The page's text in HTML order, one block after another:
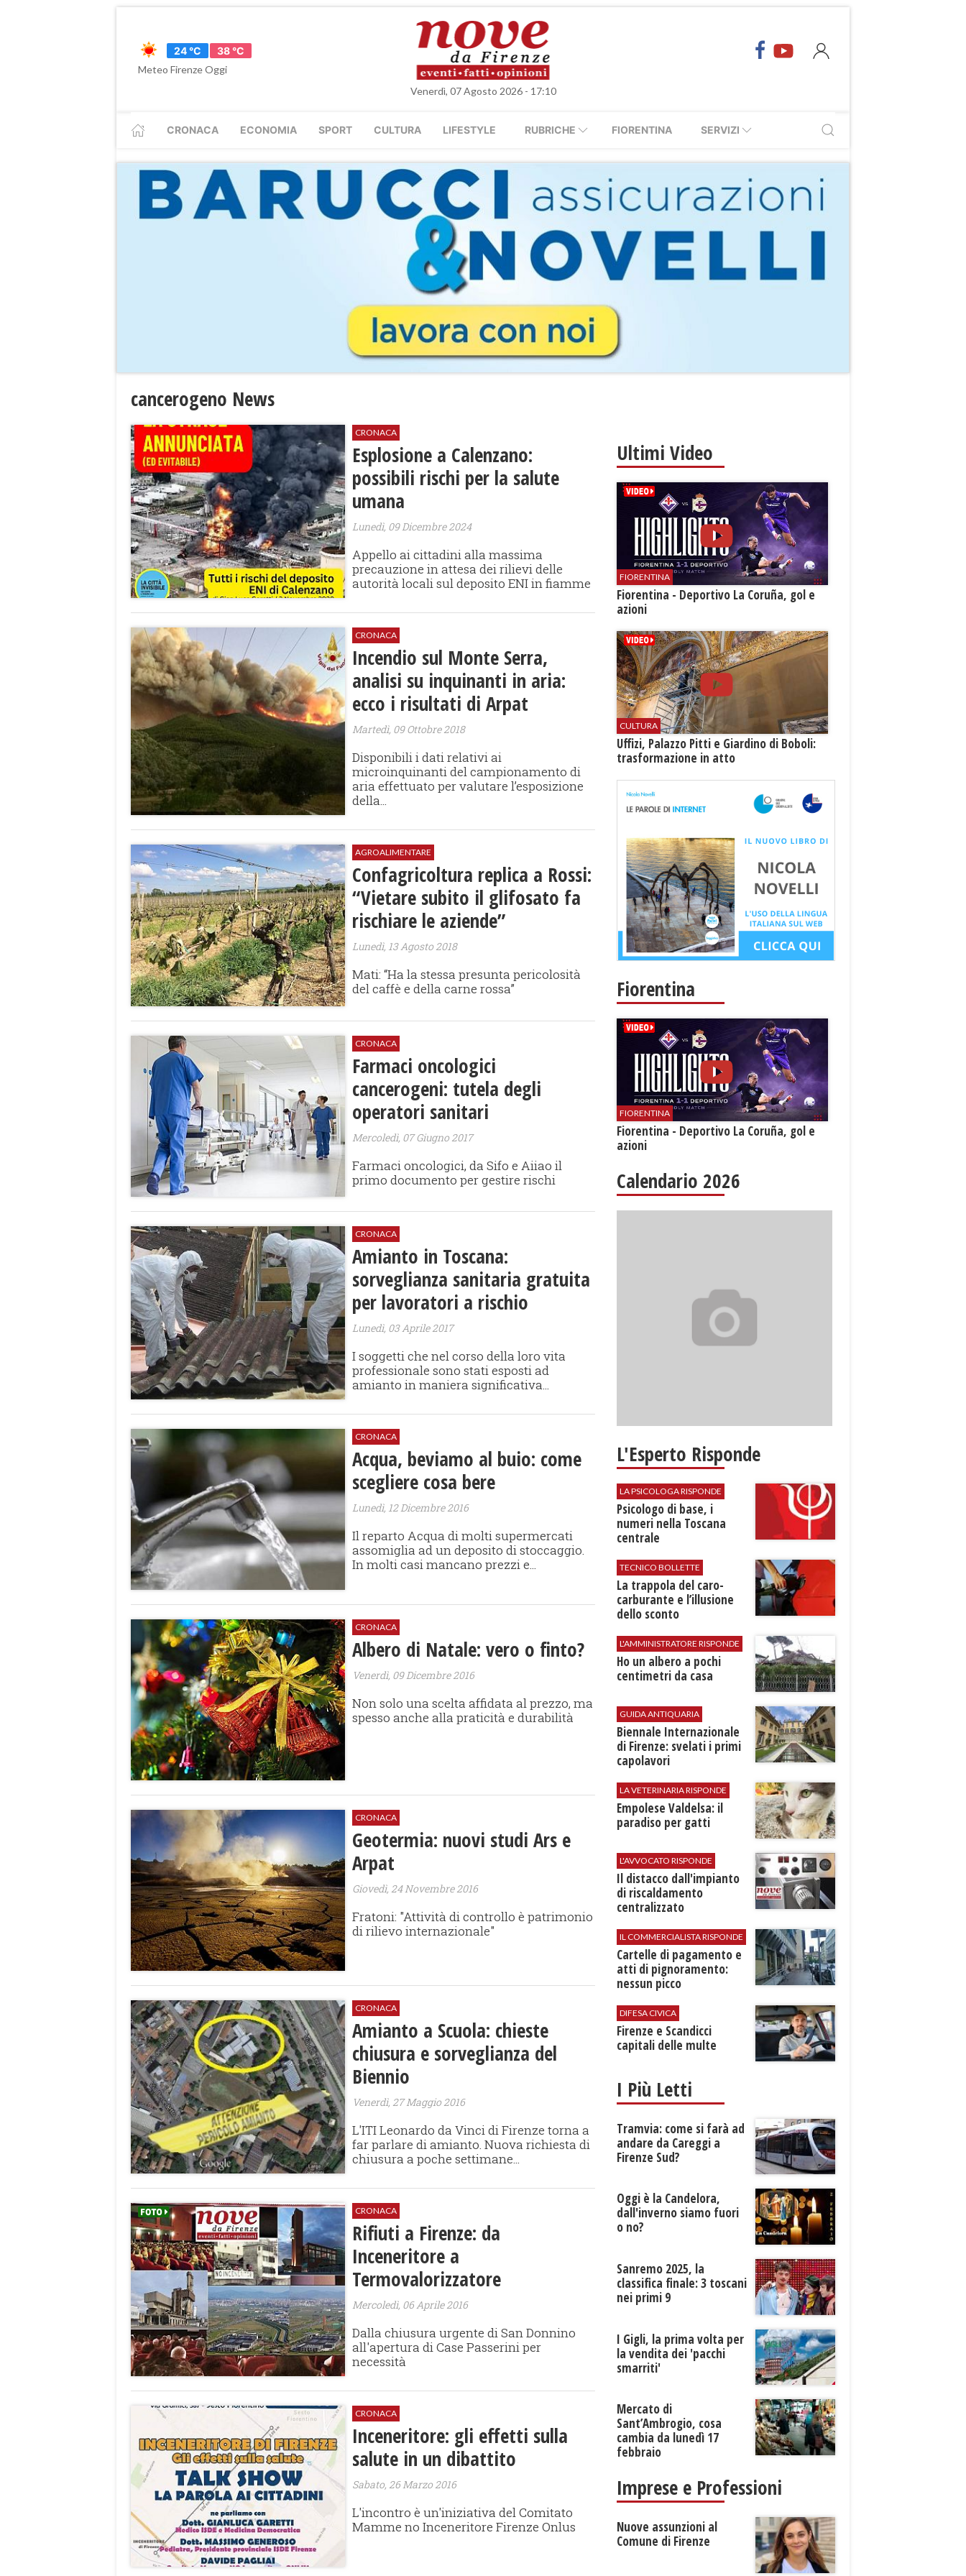
24 °C
38 °C
Meteo Firenze Oggi
Venerdì, 07 Agosto 2026 - 17:10
CRONACA ECONOMIA SPORT CULTURA LIFESTYLE RUBRICHE FIORENTINA SERVIZI
cancerogeno News
CRONACA
Esplosione a Calenzano:
possibili rischi per la salute
umana
Lunedì, 09 Dicembre 2024
Appello ai cittadini alla massima
precauzione in attesa dei rilievi delle
autorità locali sul deposito ENI in fiamme
CRONACA
​Incendio sul Monte Serra,
analisi su inquinanti in aria:
ecco i risultati di Arpat
Martedì, 09 Ottobre 2018
Disponibili i dati relativi ai
microinquinanti del campionamento di
aria effettuato per valutare l’esposizione
della...
AGROALIMENTARE
Confagricoltura replica a Rossi:
“Vietare subito il glifosato fa
rischiare le aziende”
Lunedì, 13 Agosto 2018
Mati: “Ha la stessa presunta pericolosità
del caffè e della carne rossa”
CRONACA
Farmaci oncologici
cancerogeni: tutela degli
operatori sanitari
Mercoledì, 07 Giugno 2017
​Farmaci oncologici, da Sifo e Aiiao il
primo documento per gestire rischi
CRONACA
Amianto in Toscana:
sorveglianza sanitaria gratuita
per lavoratori a rischio
Lunedì, 03 Aprile 2017
I soggetti che nel corso della loro vita
professionale sono stati esposti ad
amianto in maniera significativa...
CRONACA
Acqua, beviamo al buio: come
scegliere cosa bere
Lunedì, 12 Dicembre 2016
Il reparto Acqua di molti supermercati
assomiglia ad un deposito di stoccaggio.
In molti casi mancano prezzi e...
CRONACA
Albero di Natale: vero o finto?
Venerdì, 09 Dicembre 2016
Non solo una scelta affidata al prezzo, ma
spesso anche alla praticità e durabilità
CRONACA
Geotermia: nuovi studi Ars e
Arpat
Giovedì, 24 Novembre 2016
Fratoni: "Attività di controllo è patrimonio
di rilievo internazionale"
CRONACA
Amianto a Scuola: chieste
chiusura e sorveglianza del
Biennio
Venerdì, 27 Maggio 2016
L'ITI Leonardo da Vinci di Firenze torna a
far parlare di amianto. Nuova richiesta di
chiusura a poche settimane...
CRONACA
Rifiuti a Firenze: da
Inceneritore a
Termovalorizzatore
Mercoledì, 06 Aprile 2016
Dalla chiusura urgente di San Donnino
all'apertura di Case Passerini per
necessità
CRONACA
Inceneritore: gli effetti sulla
salute in un dibattito
Sabato, 26 Marzo 2016
L'incontro è un'iniziativa del Comitato
Mamme no Inceneritore Firenze Onlus​
Ultimi Video
FIORENTINA
Fiorentina - Deportivo La Coruña, gol e
azioni
CULTURA
Uffizi, Palazzo Pitti e Giardino di Boboli:
trasformazione in atto
Fiorentina
FIORENTINA
Fiorentina - Deportivo La Coruña, gol e
azioni
Calendario 2026
L'Esperto Risponde
LA PSICOLOGA RISPONDE
Psicologo di base, i
numeri nella Toscana
centrale
TECNICO BOLLETTE
​La trappola del caro-
carburante e l’illusione
dello sconto
L'AMMINISTRATORE RISPONDE
Ho un albero a pochi
centimetri da casa
GUIDA ANTIQUARIA
Biennale Internazionale
di Firenze: svelati i primi
capolavori
LA VETERINARIA RISPONDE
Empolese Valdelsa: il
paradiso per gatti
L'AVVOCATO RISPONDE
Il distacco dall'impianto
di riscaldamento
centralizzato
IL COMMERCIALISTA RISPONDE
Cartelle di pagamento e
atti di pignoramento:
nessun picco
DIFESA CIVICA
Firenze e Scandicci
capitali delle multe
I Più Letti
Tramvia: come si farà ad
andare da Careggi a
Firenze Sud?
Oggi è la Candelora,
dall'inverno siamo fuori
o no?
Sanremo 2025, la
classifica finale: 3 toscani
nei primi 9
I Gigli, la prima volta per
la vendita dei 'pacchi
smarriti'
Mercato di
Sant’Ambrogio, cosa
cambia da lunedì 17
febbraio
Imprese e Professioni
Nuove assunzioni al
Comune di Firenze